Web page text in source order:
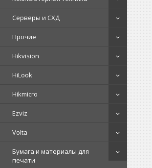
Серверы и СХД
Прочие
Hikvision
HiLook
Hikmicro
Ezviz
Volta
Бумага и материалы для
печати